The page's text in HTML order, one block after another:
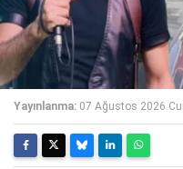
Yayınlanma: 07 Ağustos 2026